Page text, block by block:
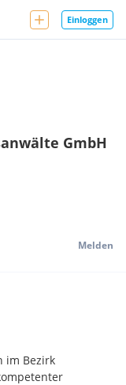
Einloggen
GmbH
Melden
im Bezirk